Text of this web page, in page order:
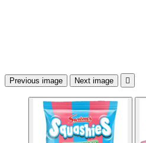
Previous image Next image 